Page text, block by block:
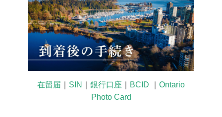
在留届 SIN 銀行口座 BCID
Ontario
Photo Card